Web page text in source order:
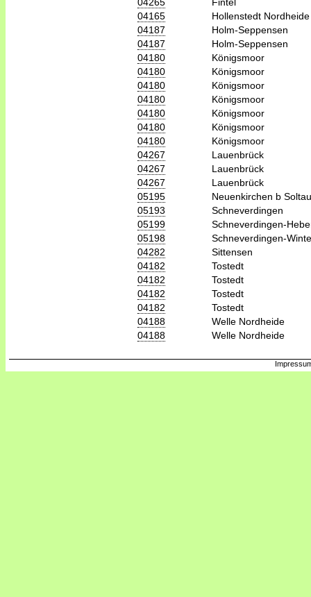
04165
Hollenstedt Nordheide
04187
Holm-Seppensen
04187
Holm-Seppensen
04180
Königsmoor
04180
Königsmoor
04180
Königsmoor
04180
Königsmoor
04180
Königsmoor
04180
Königsmoor
04180
Königsmoor
04267
Lauenbrück
04267
Lauenbrück
04267
Lauenbrück
05195
Neuenkirchen b Soltau
05193
Schneverdingen
05199
Schneverdingen-
05198
Schneverdingen-
04282
Sittensen
04182
Tostedt
04182
Tostedt
04182
Tostedt
04182
Tostedt
04188
Welle Nordheide
04188
Welle Nordheide